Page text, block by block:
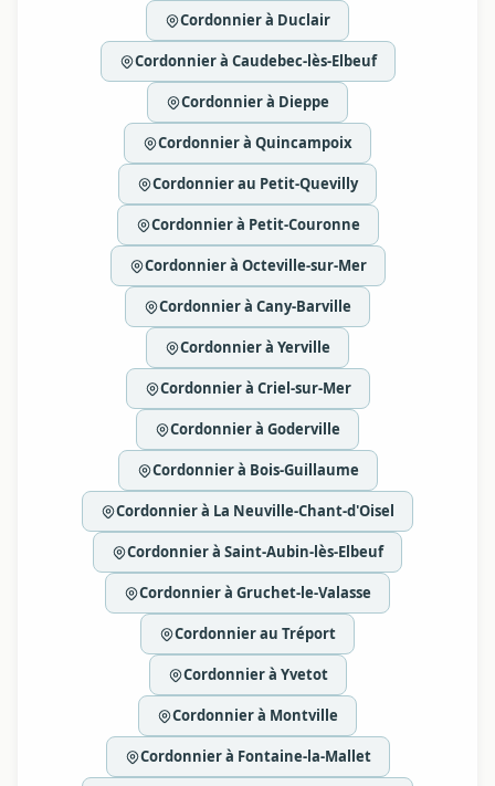
Cordonnier à Duclair
Cordonnier à Caudebec-lès-Elbeuf
Cordonnier à Dieppe
Cordonnier à Quincampoix
Cordonnier au Petit-Quevilly
Cordonnier à Petit-Couronne
Cordonnier à Octeville-sur-Mer
Cordonnier à Cany-Barville
Cordonnier à Yerville
Cordonnier à Criel-sur-Mer
Cordonnier à Goderville
Cordonnier à Bois-Guillaume
Cordonnier à La Neuville-Chant-d'Oisel
Cordonnier à Saint-Aubin-lès-Elbeuf
Cordonnier à Gruchet-le-Valasse
Cordonnier au Tréport
Cordonnier à Yvetot
Cordonnier à Montville
Cordonnier à Fontaine-la-Mallet